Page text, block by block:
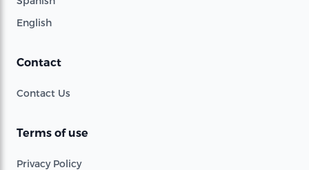
English
Contact
Contact Us
Terms of use
Privacy Policy